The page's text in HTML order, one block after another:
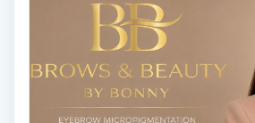
Fransfärgning
Fransförlängning
Fransförlängning Megavolym